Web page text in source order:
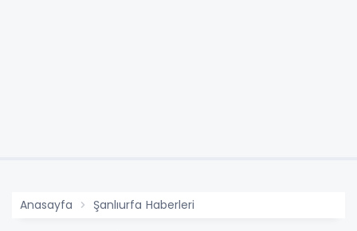
Anasayfa Şanlıurfa Haberleri